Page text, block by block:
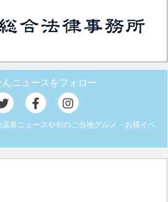
んニュースをフォロー
泉ニュースや旬のご当地グルメ・お得イベ